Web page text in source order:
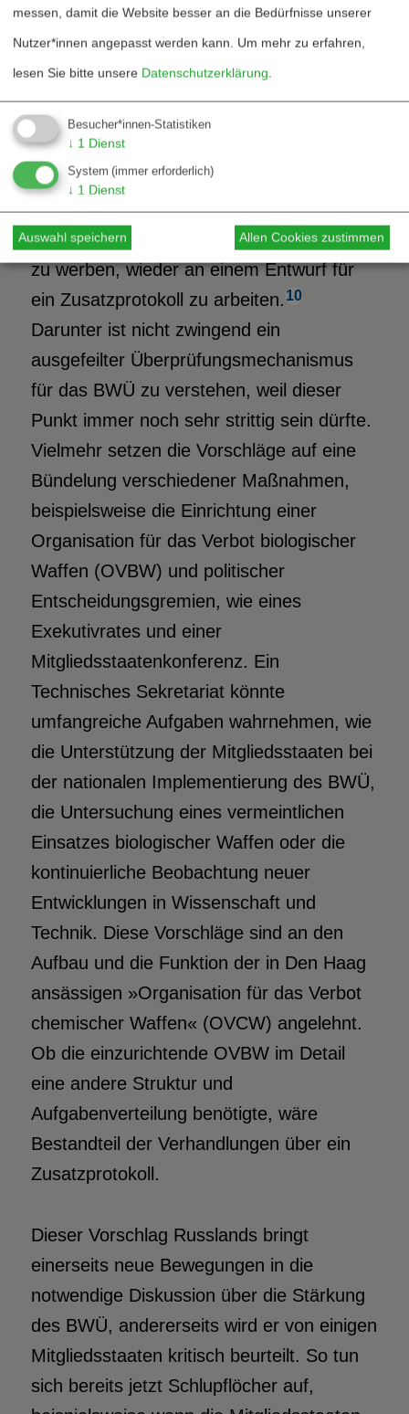
BWÜ immer noch Instrumente zur
Überprüfung der Vertragstreue – eine
wiederkehrend frustrierende Situation!
Welche aktuellen Ansätze zur
Verbesserung des BWÜ gibt es?
Im Jahr 2014 begann die Delegation der
Russischen Föderation für den Vorschlag
zu werben, wieder an einem Entwurf für
ein Zusatzprotokoll zu arbeiten. 10
Darunter ist nicht zwingend ein
ausgefeilter Überprüfungsmechanismus
für das BWÜ zu verstehen, weil dieser
Punkt immer noch sehr strittig sein dürfte.
Vielmehr setzen die Vorschläge auf eine
Bündelung verschiedener Maßnahmen,
beispielsweise die Einrichtung einer
Organisation für das Verbot biologischer
Waffen (OVBW) und politischer
Entscheidungsgremien, wie eines
Exekutivrates und einer
Mitgliedsstaatenkonferenz. Ein
Technisches Sekretariat könnte
umfangreiche Aufgaben wahrnehmen, wie
die Unterstützung der Mitgliedsstaaten bei
der nationalen Implementierung des BWÜ,
die Untersuchung eines vermeintlichen
Einsatzes biologischer Waffen oder die
kontinuierliche Beobachtung neuer
Entwicklungen in Wissenschaft und
Technik. Diese Vorschläge sind an den
Aufbau und die Funktion der in Den Haag
ansässigen »Organisation für das Verbot
chemischer Waffen« (OVCW) angelehnt.
Ob die einzurichtende OVBW im Detail
eine andere Struktur und
Aufgabenverteilung benötigte, wäre
Bestandteil der Verhandlungen über ein
Zusatzprotokoll.
Dieser Vorschlag Russlands bringt
einerseits neue Bewegungen in die
notwendige Diskussion über die Stärkung
des BWÜ, andererseits wird er von einigen
Mitgliedsstaaten kritisch beurteilt. So tun
sich bereits jetzt Schlupflöcher auf,
messen, damit die Website besser an die Bedürfnisse unserer
Nutzer*innen angepasst werden kann. Um mehr zu erfahren,
lesen Sie bitte unsere Datenschutzerklärung.
Besucher*innen-Statistiken
↓ 1 Dienst
System (immer erforderlich)
↓ 1 Dienst
Auswahl speichern Allen Cookies zustimmen